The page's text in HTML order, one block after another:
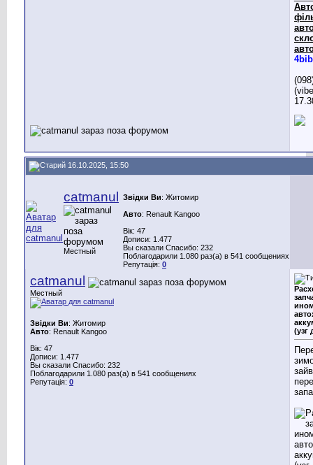
16.10.2025, 15:50
catmanul
Местный
Звідки Ви: Житомир
Авто: Renault Kangoo
Вік: 47
Дописи: 1.477
Вы сказали Спасибо: 232
Поблагодарили 1.080 раз(а) в 541 сообщениях
Репутація: 0
catmanul
Местный
Звідки Ви: Житомир
Авто: Renault Kangoo
Вік: 47
Дописи: 1.477
Вы сказали Спасибо: 232
Поблагодарили 1.080 раз(а) в 541 сообщениях
Репутація: 0
(узг